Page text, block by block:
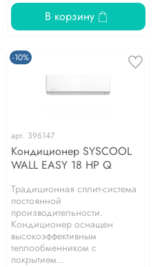
В корзину
-10%
арт. 396147
Кондиционер SYSCOOL
WALL EASY 18 HP Q
Традиционная сплит-система
постоянной
производительности.
Кондиционер оснащен
высокоэффективным
теплообменником с
покрытием...